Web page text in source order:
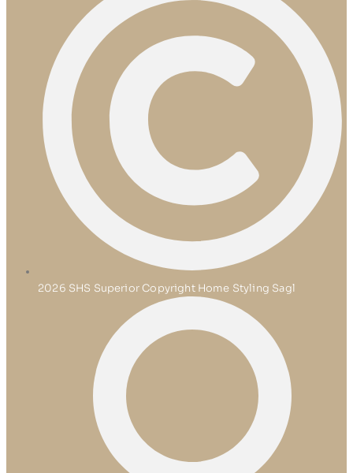
2026 SHS Superior Copyright Home Styling Sagl